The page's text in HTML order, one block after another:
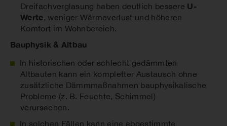
Dreifachverglasung haben deutlich bessere U-
Werte, weniger Wärmeverlust und höheren
Komfort im Wohnbereich.
Bauphysik & Altbau
In historischen oder schlecht gedämmten
Altbauten kann ein kompletter Austausch ohne
zusätzliche Dämmmaßnahmen bauphysikalische
Probleme (z. B. Feuchte, Schimmel)
verursachen.
In solchen Fällen kann eine abgestimmte